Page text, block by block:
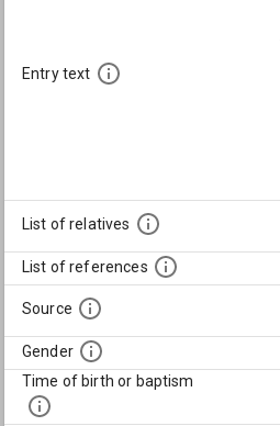
Entry text
List of relatives
List of references
Source
Gender
Time of birth or baptism